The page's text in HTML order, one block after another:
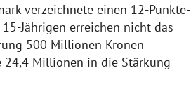
verzeichnete einen 12-Punkte-
Jährigen erreichen nicht das
500 Millionen Kronen
Millionen in die Stärkung